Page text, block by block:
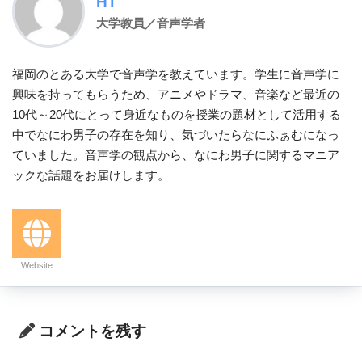
大学教員／音声学者
福岡のとある大学で音声学を教えています。学生に音声学に
興味を持ってもらうため、アニメやドラマ、音楽など最近の
10代～20代にとって身近なものを授業の題材として活用する
中でなにわ男子の存在を知り、気づいたらなにふぁむになっ
ていました。音声学の観点から、なにわ男子に関するマニア
ックな話題をお届けします。
Website
コメントを残す